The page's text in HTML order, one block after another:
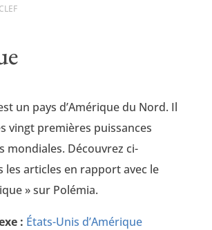
un pays d’Amérique du Nord. Il
vingt premières puissances
mondiales. Découvrez ci-
les articles en rapport avec le
» sur Polémia.
: États-Unis d’Amérique